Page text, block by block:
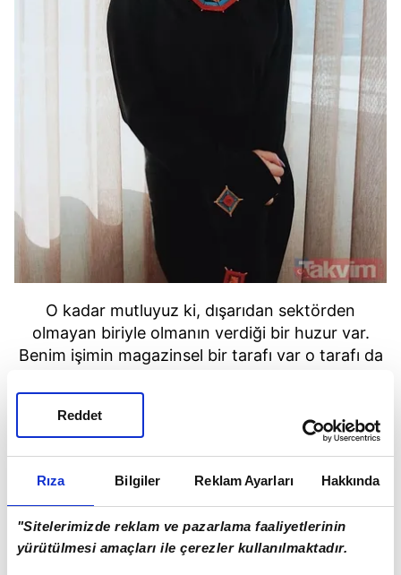
Rıza Bilgiler Reklam Ayarları Hakkında
"Sitelerimizde reklam ve pazarlama faaliyetlerinin
yürütülmesi amaçları ile çerezler kullanılmaktadır.
Reddet
O kadar mutluyuz ki, dışarıdan sektörden
olmayan biriyle olmanın verdiği bir huzur var.
Benim işimin magazinsel bir tarafı var o tarafı da